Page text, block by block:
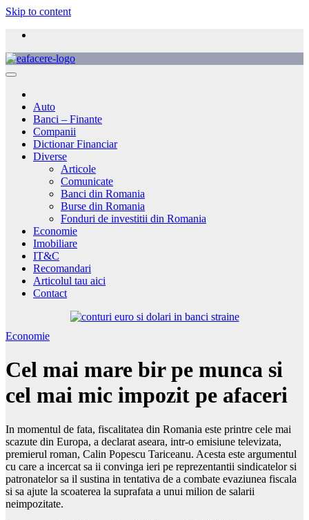
Skip to content
Auto
Banci – Finante
Companii
Dictionar Financiar
Diverse
Articole
Comunicate
Banci din Romania
Burse din Romania
Fonduri de investitii din Romania
Economie
Imobiliare
IT&C
Recomandari
Articolul tau aici
Contact
Economie
Cel mai mare bir pe munca si
cel mai mic impozit pe afaceri
In momentul de fata, fiscalitatea din Romania este printre cele mai
scazute din Europa, a declarat aseara, intr-o emisiune televizata,
premierul roman, Calin Popescu Tariceanu. Acesta este argumentul
cu care a incercat sa ii convinga ieri pe reprezentantii sindicatelor si
patronatelor sa il sustina in tentativa de a combate evaziunea fiscala
si sa ajute la scoaterea la suprafata a unui milion de salarii
neimpozitate.